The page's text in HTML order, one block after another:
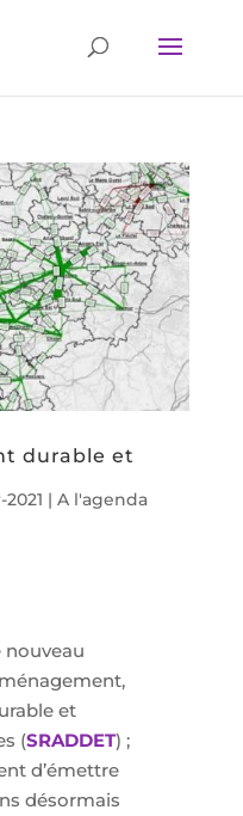
durable et
| A l'agenda
nouveau
et
(SRADDET) ;
d’émettre
désormais